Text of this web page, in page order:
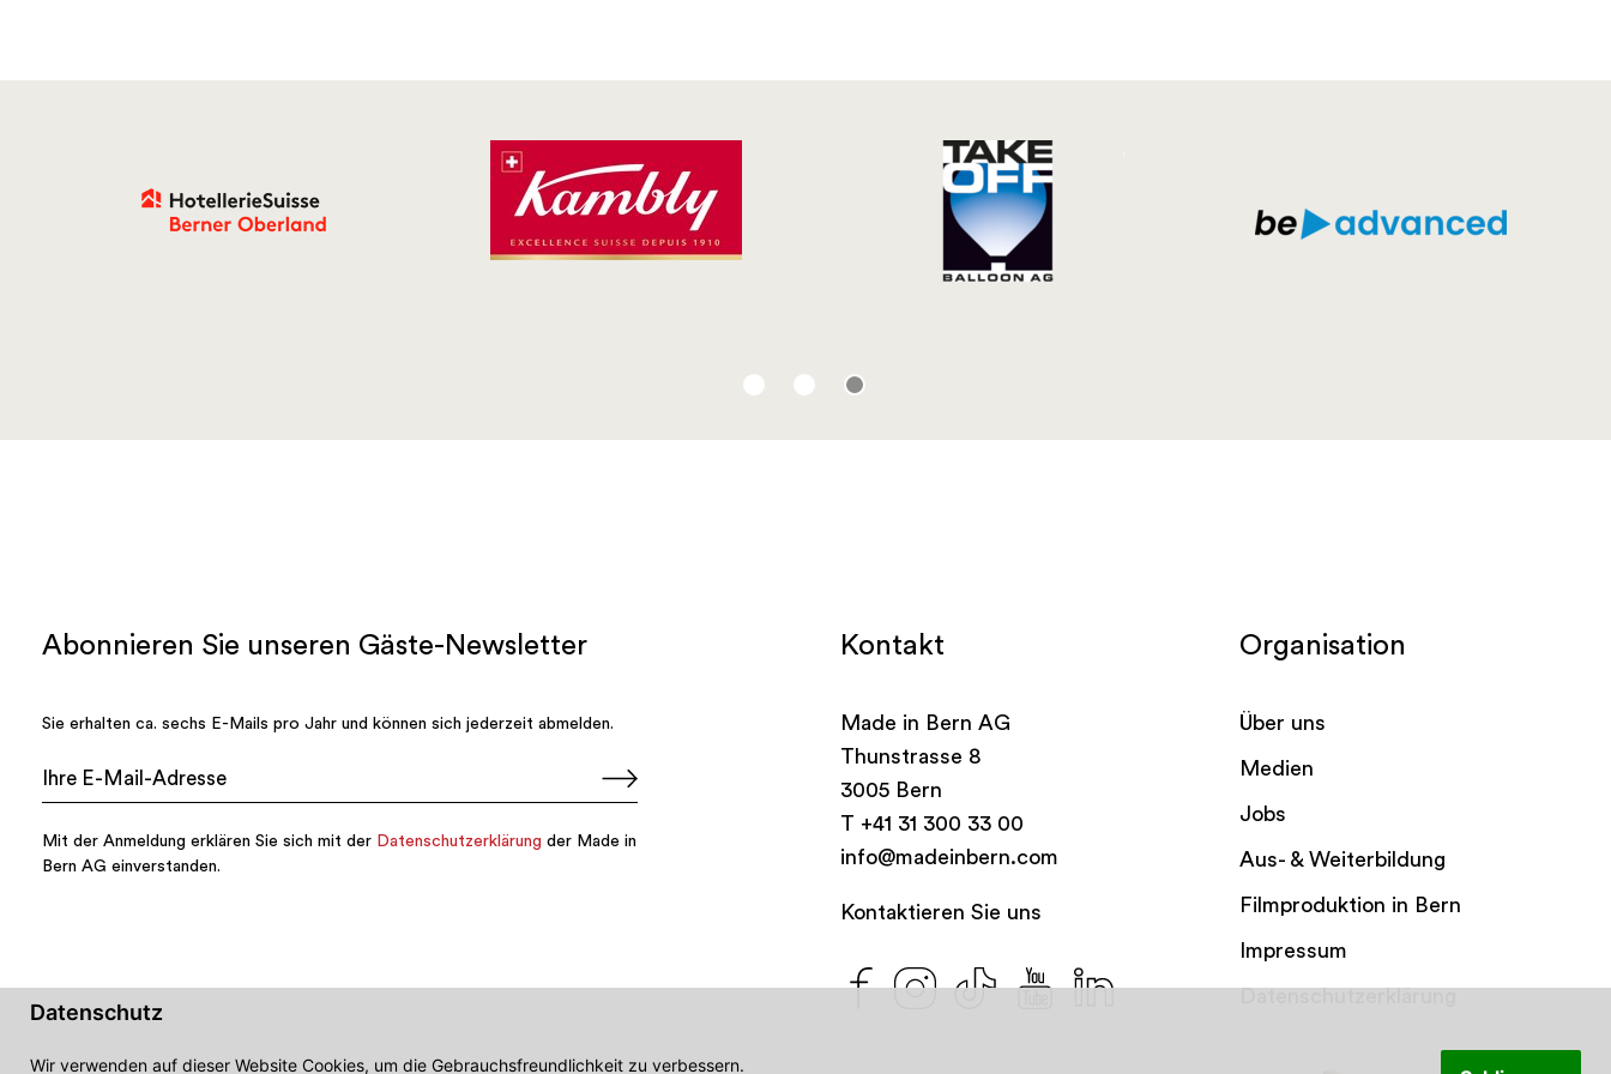
Kontakt
Made in Bern AG
Thunstrasse 8
3005 Bern
T +41 31 300 33 00
info@madeinbern.com
Kontaktieren Sie uns
Organisation
Über uns
Medien
Jobs
Aus- & Weiterbildung
Filmproduktion in Bern
Impressum
Datenschutz
Wir verwenden auf dieser Website Cookies, um die Gebrauchsfreundlichkeit zu verbessern.